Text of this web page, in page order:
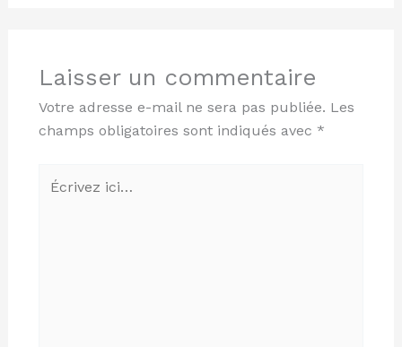
Laisser un commentaire
Votre adresse e-mail ne sera pas publiée. Les
champs obligatoires sont indiqués avec *